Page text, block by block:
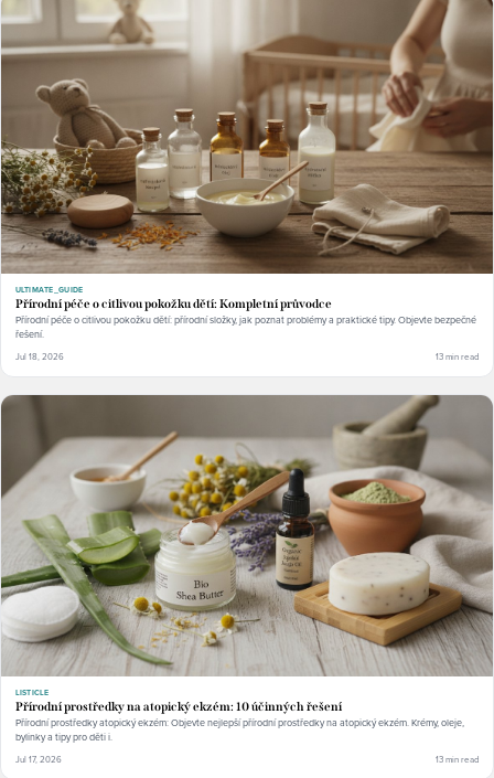
ULTIMATE_GUIDE
Přírodní péče o citlivou pokožku dětí: Kompletní průvodce
Přírodní péče o citlivou pokožku dětí: přírodní složky, jak poznat problémy a praktické tipy. Objevte bezpečné
řešení.
Jul 18, 2026 13 min read
LISTICLE
Přírodní prostředky na atopický ekzém: 10 účinných řešení
Přírodní prostředky atopický ekzém: Objevte nejlepší přírodní prostředky na atopický ekzém. Krémy, oleje,
bylinky a tipy pro děti i.
Jul 17, 2026 13 min read